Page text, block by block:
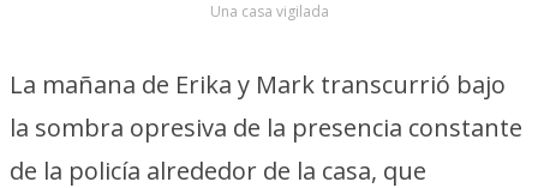
Una casa vigilada
La mañana de Erika y Mark transcurrió bajo
la sombra opresiva de la presencia constante
de la policía alrededor de la casa, que